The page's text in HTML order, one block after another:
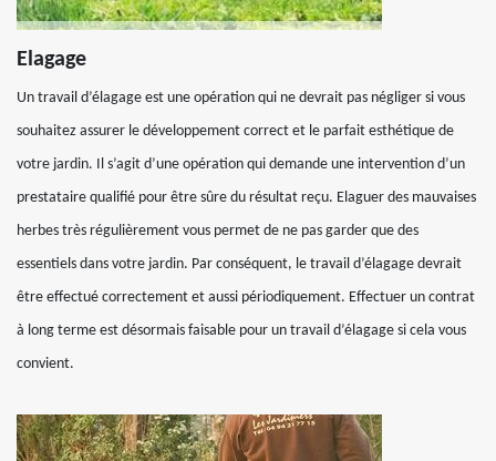
Elagage
Un travail d’élagage est une opération qui ne devrait pas négliger si vous
souhaitez assurer le développement correct et le parfait esthétique de
votre jardin. Il s’agit d’une opération qui demande une intervention d’un
prestataire qualifié pour être sûre du résultat reçu. Elaguer des mauvaises
herbes très régulièrement vous permet de ne pas garder que des
essentiels dans votre jardin. Par conséquent, le travail d’élagage devrait
être effectué correctement et aussi périodiquement. Effectuer un contrat
à long terme est désormais faisable pour un travail d’élagage si cela vous
convient.